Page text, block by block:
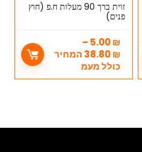
זוית ברך 90 מעלות ח.פ (חוץ
פנים)
5.00₪
–
38.80₪
המחיר
כולל מעמ